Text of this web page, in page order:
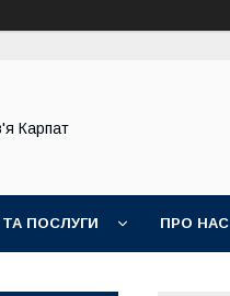
Карпат
ПОСЛУГИ ПРО НАС